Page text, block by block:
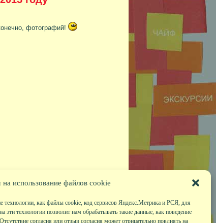
на использование файлов cookie
технологии, как файлы cookie, код сервисов Яндекс.Метрика и РСЯ, для
эти технологии позволит нам обрабатывать такие данные, как поведение
согласия или отзыв согласия может отрицательно повлиять на
фотографий!